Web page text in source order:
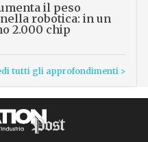
il peso
robotica: in un
2.000 chip
tutti gli approfondimenti >